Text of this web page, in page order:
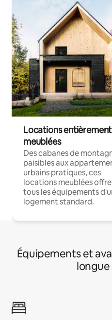
Locations entièrement
meublées
Des cabanes de
paisibles aux
urbains pratiques, ces
locations meublées
tous les équipements
logement standard.
Équipements et